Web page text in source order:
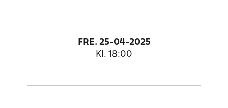
FRE. 25-04-2025
Kl. 18:00